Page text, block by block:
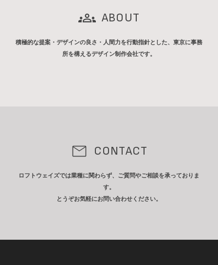
ABOUT
積極的な提案・デザインの良さ・人間力を行動指針とした、東京に事務
所を構えるデザイン制作会社です。
CONTACT
ロフトウェイズでは業種に関わらず、ご質問やご相談を承っておりま
す。
とうぞお気軽にお問い合わせください。